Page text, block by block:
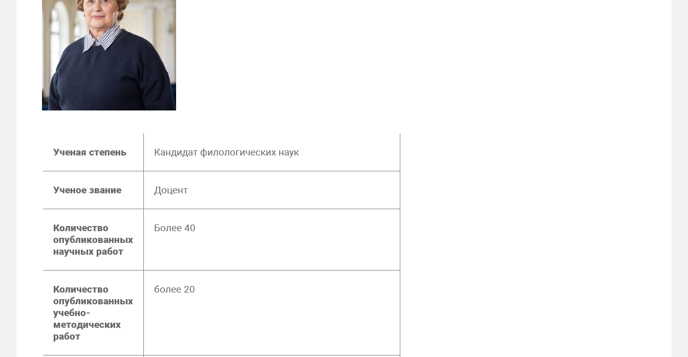
Ученая степень Кандидат филологических наук
Ученое звание Доцент
Количество
опубликованных
научных работ
Более 40
Количество
опубликованных
учебно-
методических
работ
более 20